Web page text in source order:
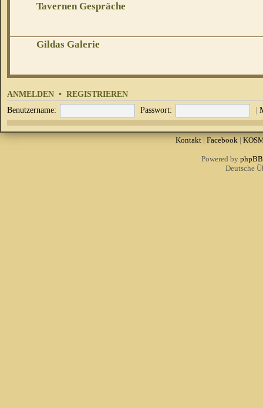
Tavernen Gespräche
Gildas Galerie
ANMELDEN • REGISTRIEREN
Benutzername: Passwort: |
Kontakt| Facebook|
Powered by phpBB
Deutsche